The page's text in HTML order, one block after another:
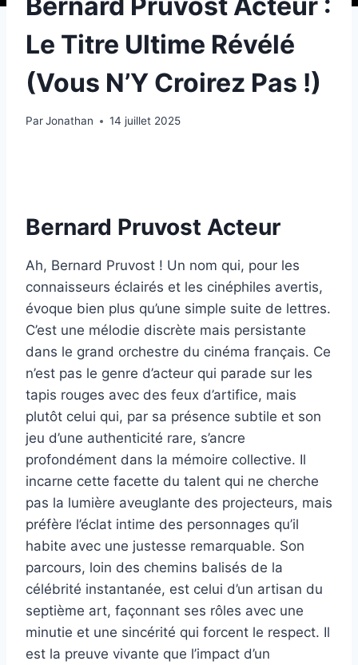
Le Titre Ultime Révélé
(Vous N’Y Croirez Pas !)
ParJonathan 14 juillet 2025
Bernard Pruvost Acteur
Ah, Bernard Pruvost ! Un nom qui, pour les
connaisseurs éclairés et les cinéphiles avertis,
évoque bien plus qu’une simple suite de lettres.
C’est une mélodie discrète mais persistante
dans le grand orchestre du cinéma français. Ce
n’est pas le genre d’acteur qui parade sur les
tapis rouges avec des feux d’artifice, mais
plutôt celui qui, par sa présence subtile et son
jeu d’une authenticité rare, s’ancre
profondément dans la mémoire collective. Il
incarne cette facette du talent qui ne cherche
pas la lumière aveuglante des projecteurs, mais
préfère l’éclat intime des personnages qu’il
habite avec une justesse remarquable. Son
parcours, loin des chemins balisés de la
célébrité instantanée, est celui d’un artisan du
septième art, façonnant ses rôles avec une
minutie et une sincérité qui forcent le respect. Il
est la preuve vivante que l’impact d’un